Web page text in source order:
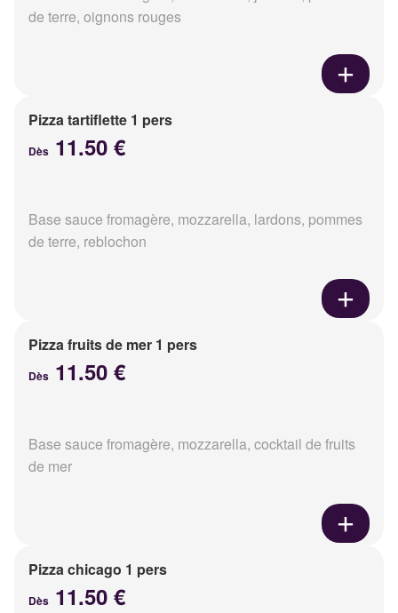
de terre, oignons rouges
Pizza tartiflette 1 pers
Dès 11.50 €
Base sauce fromagère, mozzarella, lardons, pommes
de terre, reblochon
Pizza fruits de mer 1 pers
Dès 11.50 €
Base sauce fromagère, mozzarella, cocktail de fruits
de mer
Pizza chicago 1 pers
Dès 11.50 €